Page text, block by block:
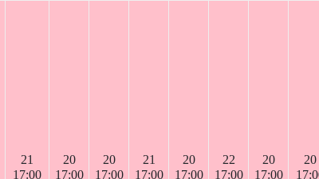
21
17:00
20
17:00
20
17:00
21
17:00
20
17:00
22
17:00
20
17:00
20